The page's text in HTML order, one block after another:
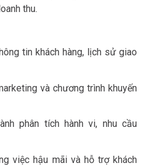
thu.
tin khách hàng, lịch sử giao
và chương trình khuyến
phân tích hành vi, nhu cầu
việc hậu mãi và hỗ trợ khách